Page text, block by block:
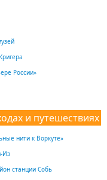
России»
и путешествиях
нити к Воркуте»
Из
станции Собь